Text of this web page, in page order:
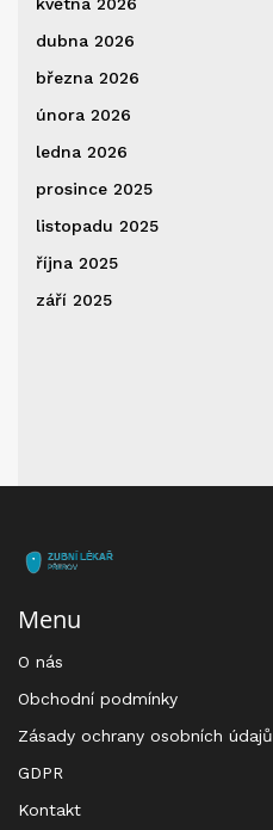
dubna 2026
března 2026
února 2026
ledna 2026
prosince 2025
listopadu 2025
října 2025
září 2025
Menu
O nás
Obchodní podmínky
Zásady ochrany osobních údajů
GDPR
Kontakt